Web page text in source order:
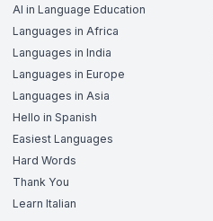
AI in Language Education
Languages in Africa
Languages in India
Languages in Europe
Languages in Asia
Hello in Spanish
Easiest Languages
Hard Words
Thank You
Learn Italian